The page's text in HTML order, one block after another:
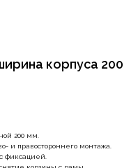
корпуса 200
200 мм.
и правостороннего монтажа.
фиксацией.